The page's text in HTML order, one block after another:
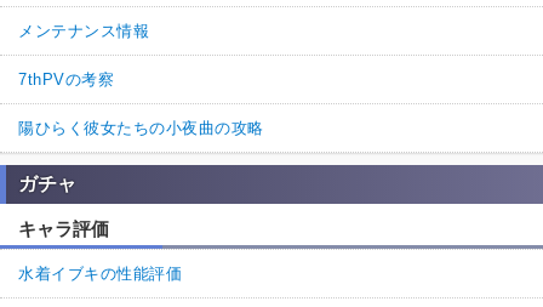
メンテナンス情報
7thPVの考察
陽ひらく彼女たちの小夜曲の攻略
ガチャ
キャラ評価
水着イブキの性能評価